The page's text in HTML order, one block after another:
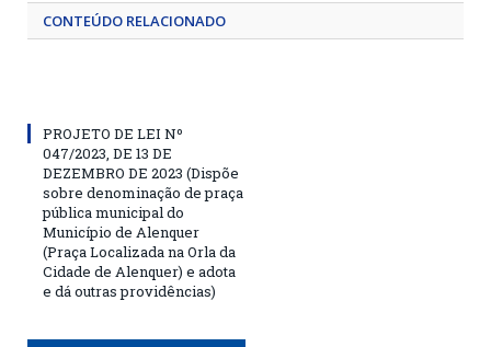
CONTEÚDO RELACIONADO
PROJETO DE LEI Nº
047/2023, DE 13 DE
DEZEMBRO DE 2023 (Dispõe
sobre denominação de praça
pública municipal do
Município de Alenquer
(Praça Localizada na Orla da
Cidade de Alenquer) e adota
e dá outras providências)